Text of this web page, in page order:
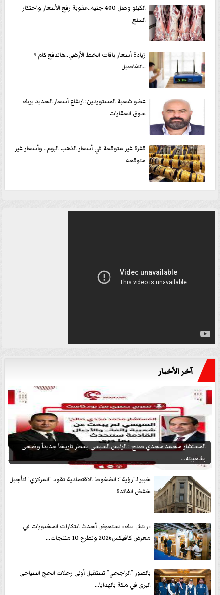
الكيلو وصل 400 جنيه..عقوبة رفع الأسعار واحتكار
السلع
زيادة أسعار باقات الخط الأرضي..هاتدفع كام ؟
..التفاصيل
عضو شعبة المستوردين: ارتفاع أسعار الحديد يربك
سوق العقارات
قفزة غير متوقعة في أسعار الذهب اليوم.. وأسعار غير
متوقعه
آخر الأخبار
المستشار محمد مجدي صالح : الرئيس السيسي يسطر تاريخاً جديداً وضحى
بشعبيته...
خبير لـ”رؤية”: الضغوط الاقتصادية تقود ”المركزي” لتأجيل
خفض الفائدة
«ريتش بيك» تستعرض أحدث ابتكارات المخبوزات في
معرض كافيكس2026 وتطرح 10 منتجات...
بالصور ”الراجحي” تستقبل أولى رحلات الحج السياحى
البرى في مكة بالهدايا...